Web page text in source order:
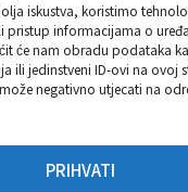
iskustva, koristimo
informacijama o
će nam obradu podataka
ili jedinstveni ID-ovi na ovoj
negativno utjecati na
PRIHVATI
ove forme
i Pravila